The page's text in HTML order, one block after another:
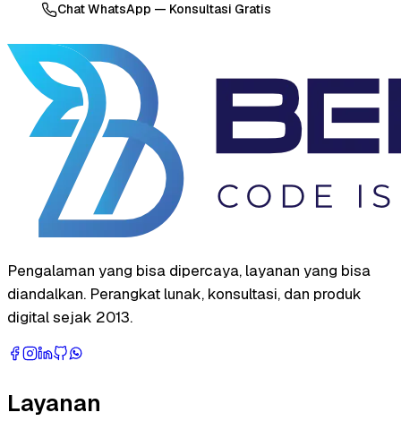
Chat WhatsApp — Konsultasi Gratis
Pengalaman yang bisa dipercaya, layanan yang bisa
diandalkan. Perangkat lunak, konsultasi, dan produk
digital sejak 2013.
Layanan